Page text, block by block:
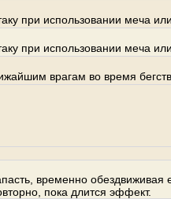
при использовании меча
при использовании меча
врагам во время
временно обездвиживая
пока длится эффект.